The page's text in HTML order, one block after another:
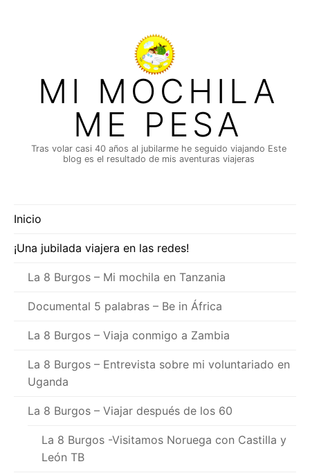
MI MOCHILA
ME PESA
Tras volar casi 40 años al jubilarme he seguido viajando Este
blog es el resultado de mis aventuras viajeras
Inicio
¡Una jubilada viajera en las redes!
La 8 Burgos – Mi mochila en Tanzania
Documental 5 palabras – Be in África
La 8 Burgos – Viaja conmigo a Zambia
La 8 Burgos – Entrevista sobre mi voluntariado en
Uganda
La 8 Burgos – Viajar después de los 60
La 8 Burgos -Visitamos Noruega con Castilla y
León TB